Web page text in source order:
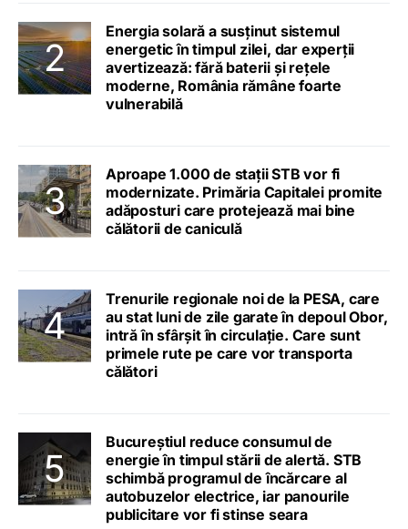
Energia solară a susținut sistemul
energetic în timpul zilei, dar experții
avertizează: fără baterii și rețele
moderne, România rămâne foarte
vulnerabilă
Aproape 1.000 de stații STB vor fi
modernizate. Primăria Capitalei promite
adăposturi care protejează mai bine
călătorii de caniculă
Trenurile regionale noi de la PESA, care
au stat luni de zile garate în depoul Obor,
intră în sfârșit în circulație. Care sunt
primele rute pe care vor transporta
călători
Bucureștiul reduce consumul de
energie în timpul stării de alertă. STB
schimbă programul de încărcare al
autobuzelor electrice, iar panourile
publicitare vor fi stinse seara